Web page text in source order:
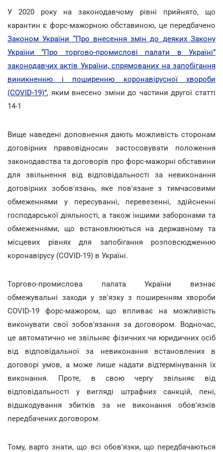
У 2020 року на законодавчому рівні прийнято, що
карантин є форс-мажорною обставиною, це передбачено
Законом України “Про внесення змін до деяких Закону
України “Про торгово-промислові палати в Україні”
законодавчих актів України, спрямованих на запобігання
виникненню і поширенню коронавірусної хвороби
(COVID-19)”, яким внесено зміни до частини другої статті
14-1
Вище наведені доповнення дають можливість сторонам
договірних правовідносин застосовувати положення
законодавства та договорів про форс-мажорні обставини
для звільнення від відповідальності за невиконання
договірних зобов'язань, яке пов'язане з тимчасовими
обмеженнями у пересуванні, перевезенні, здійсненні
господарської діяльності, а також іншими заборонами та
обмеженнями, що встановлюються на державному та
місцевих рівнях для запобігання розповсюдженню
коронавірусу (COVID-19) в Україні.
Торгово-промислова палата України визнає
обмежувальні заходи у зв'язку з поширенням хвороби
COVID-19 форс-мажором, що впливає на можливість
виконувати свої зобов'язання за договором. Водночас,
це автоматично не звільняє фізичних чи юридичних осіб
від відповідальної за невиконання встановлених в
договорі умов, а може лише надати відтермінування їх
виконання. Проте, в свою чергу звільняє від
відповідальності у вигляді штрафних санкцій, пені,
відшкодування збитків за не виконання обов'язків
передбачених договором.
Тому, варто знати, що всі обов'язки, що передбачаються